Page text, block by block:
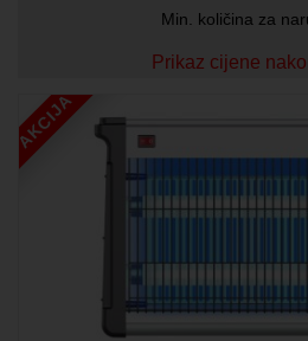
Min. količina za
Prikaz cijene
AKCIJA